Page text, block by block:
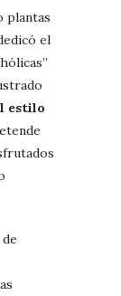
plantas
el
estilo